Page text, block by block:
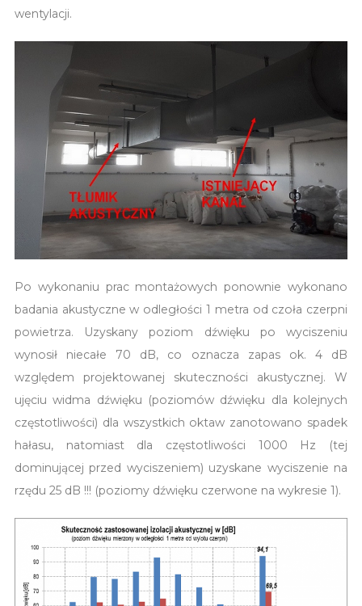
wentylacji.
Po wykonaniu prac montażowych ponownie wykonano
badania akustyczne w odległości 1 metra od czoła czerpni
powietrza. Uzyskany poziom dźwięku po wyciszeniu
wynosił niecałe 70 dB, co oznacza zapas ok. 4 dB
względem projektowanej skuteczności akustycznej. W
ujęciu widma dźwięku (poziomów dźwięku dla kolejnych
częstotliwości) dla wszystkich oktaw zanotowano spadek
hałasu, natomiast dla częstotliwości 1000 Hz (tej
dominującej przed wyciszeniem) uzyskane wyciszenie na
rzędu 25 dB !!! (poziomy dźwięku czerwone na wykresie 1).